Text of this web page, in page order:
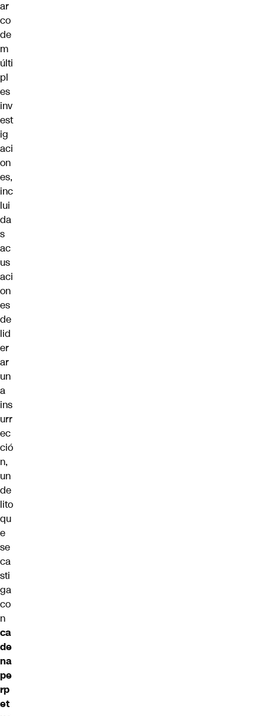
ar
co
de
m
últi
pl
es
inv
est
ig
aci
on
es,
inc
lui
da
s
ac
us
aci
on
es
de
lid
er
ar
un
a
ins
urr
ec
ció
n,
un
de
lito
qu
e
se
ca
sti
ga
co
n
ca
de
na
pe
rp
et